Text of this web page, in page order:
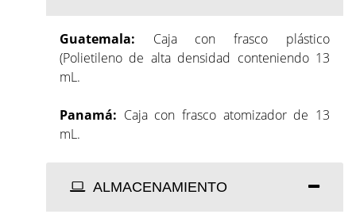
Guatemala: Caja con frasco plástico
(Polietileno de alta densidad conteniendo 13
mL.
Panamá: Caja con frasco atomizador de 13
mL.
ALMACENAMIENTO